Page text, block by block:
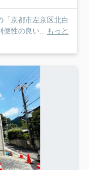
「京都市左京区北白
便性の良い... もっと